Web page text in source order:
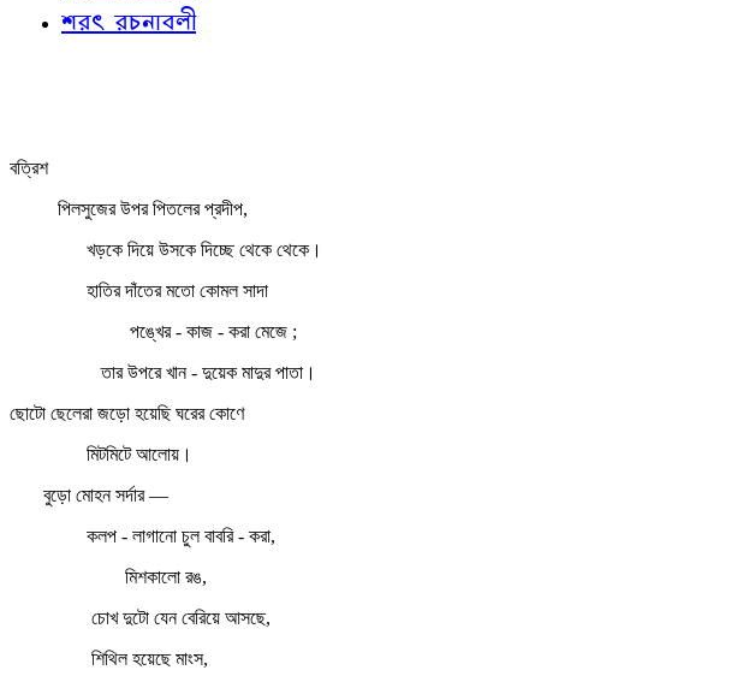
শরৎ রচনাবলী
বত্রিশ
পিলসুজের উপর পিতলের প্রদীপ,
খড়কে দিয়ে উসকে দিচ্ছে থেকে থেকে।
হাতির দাঁতের মতো কোমল সাদা
পঙ্খের - কাজ - করা মেজে ;
তার উপরে খান - দুয়েক মাদুর পাতা।
ছোটো ছেলেরা জড়ো হয়েছি ঘরের কোণে
মিটমিটে আলোয়।
বুড়ো মোহন সর্দার —
কলপ - লাগানো চুল বাবরি - করা,
মিশকালো রঙ,
চোখ দুটো যেন বেরিয়ে আসছে,
শিথিল হয়েছে মাংস,